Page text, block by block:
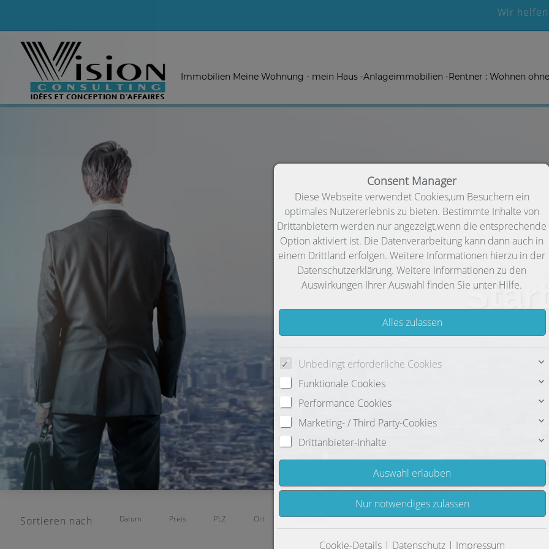
Wir haben
Wir
Immobilien Meine Wohnung - mein Haus Anlageimmobilien Rentner : Wohnen
Sortieren nach Datum Preis PLZ Ort Objekt-Nr.
Consent Manager
Diese Webseite verwendet Cookies,um Besuchern ein
optimales Nutzererlebnis zu bieten. Bestimmte Inhalte von
Drittanbietern werden nur angezeigt,wenn die entsprechende
Option aktiviert ist. Die Datenverarbeitung kann dann auch in
einem Drittland erfolgen. Weitere Informationen hierzu in der
Datenschutzerklärung. Weitere Informationen zu den
Auswirkungen Ihrer Auswahl finden Sie unter Hilfe.
Unbedingt erforderliche Cookies
Funktionale Cookies
Performance Cookies
Marketing- / Third Party-Cookies
Drittanbieter-Inhalte
Cookie-Details| Datenschutz| Impressum